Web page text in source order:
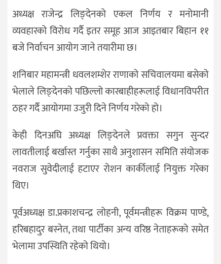
अध्यक्ष राजेन्द्र लिङ्देनको एकल निर्णय र मनोमानी
व्यवहारको विरोध गर्दै इतर समूह आज आइतबार बिहान ११
बजे निर्वाचन आयोग जाने तयारीमा छ।
शनिबार महामन्त्री धवलशम्शेर राणाको सचिवालयमा बसेको
भेलाले लिङ्देनको पछिल्लो कारबाहीहरूलाई विधानविपरीत
ठहर गर्दै आयोगमा उजुरी दिने निर्णय गरेको हो।
केही दिनअघि अध्यक्ष लिङ्देनले प्रवक्ता सगुन सुन्दर
लावतीलाई बर्खास्त गर्नुका साथै अनुशासन समिति संयोजक
नवराज सुवेदीलाई हटाएर रोशन कार्कीलाई नियुक्त गरेका
थिए।
पूर्वअध्यक्ष डा.प्रकाशचन्द्र लोहनी, पूर्वमन्त्रीहरू विक्रम पाण्डे,
हरिबहादुर बस्नेत, तथा पार्टीका अन्य वरिष्ठ नेताहरूको समेत
भेलामा उपस्थिति रहेको थियो।